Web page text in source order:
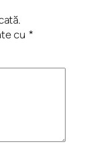
cu *